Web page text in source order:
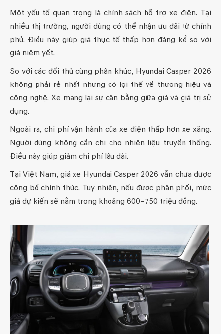
Một yếu tố quan trọng là chính sách hỗ trợ xe điện. Tại
nhiều thị trường, người dùng có thể nhận ưu đãi từ chính
phủ. Điều này giúp giá thực tế thấp hơn đáng kể so với
giá niêm yết.
So với các đối thủ cùng phân khúc, Hyundai Casper 2026
không phải rẻ nhất nhưng có lợi thế về thương hiệu và
công nghệ. Xe mang lại sự cân bằng giữa giá và giá trị sử
dụng.
Ngoài ra, chi phí vận hành của xe điện thấp hơn xe xăng.
Người dùng không cần chi cho nhiên liệu truyền thống.
Điều này giúp giảm chi phí lâu dài.
Tại Việt Nam, giá xe Hyundai Casper 2026 vẫn chưa được
công bố chính thức. Tuy nhiên, nếu được phân phối, mức
giá dự kiến sẽ nằm trong khoảng 600–750 triệu đồng.